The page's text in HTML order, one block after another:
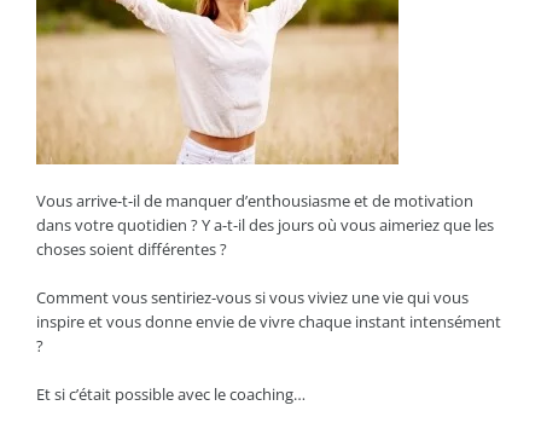
Vous arrive-t-il de manquer d’enthousiasme et de motivation
dans votre quotidien ? Y a-t-il des jours où vous aimeriez que les
choses soient différentes ?
Comment vous sentiriez-vous si vous viviez une vie qui vous
inspire et vous donne envie de vivre chaque instant intensément
?
Et si c’était possible avec le coaching…